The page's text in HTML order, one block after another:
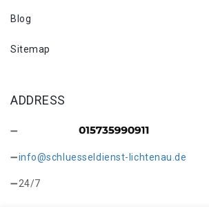
Blog
Sitemap
ADDRESS
info@schluesseldienst-lichtenau.de
24/7